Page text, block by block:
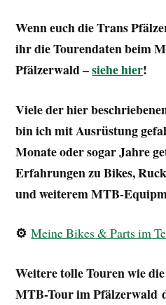
Wenn euch die Trans
ihr die Tourendaten beim
Pfälzerwald –siehe hier!
Viele der hier
bin ich mit Ausrüstung
Monate oder sogar Jahre
Erfahrungen zu Bikes,
und weiterem MTB-
⚙️ Meine Bikes & Parts im
Weitere tolle Touren wie
MTB-Tour im Pfälzerwald